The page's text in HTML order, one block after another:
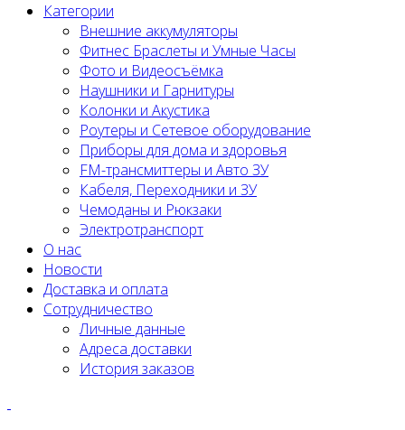
Категории
Внешние аккумуляторы
Фитнес Браслеты и Умные Часы
Фото и Видеосъёмка
Наушники и Гарнитуры
Колонки и Акустика
Роутеры и Сетевое оборудование
Приборы для дома и здоровья
FM-трансмиттеры и Авто ЗУ
Кабеля, Переходники и ЗУ
Чемоданы и Рюкзаки
Электротранспорт
О нас
Новости
Доставка и оплата
Сотрудничество
Личные данные
Адреса доставки
История заказов